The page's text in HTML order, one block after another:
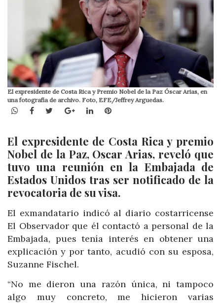
El expresidente de Costa Rica y Premio Nobel de la Paz Óscar Arias, en
una fotografía de archivo. Foto, EFE/Jeffrey Arguedas.
WhatsApp
Facebook
TwitterGoogle+LinkedInPinterest
El expresidente de Costa Rica y premio
Nobel de la Paz, Oscar Arias, reveló que
tuvo una reunión en la Embajada de
Estados Unidos tras ser notificado de la
revocatoria de su visa.
El exmandatario indicó al diario costarricense
El Observador que él contactó a personal de la
Embajada, pues tenía interés en obtener una
explicación y por tanto, acudió con su esposa,
Suzanne Fischel.
“No me dieron una razón única, ni tampoco
algo muy concreto, me hicieron varias